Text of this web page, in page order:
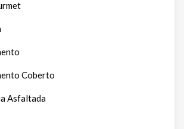
Coberto
Asfaltada